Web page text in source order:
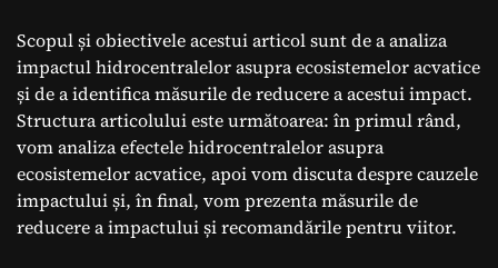
Scopul și obiectivele acestui articol sunt de a analiza
impactul hidrocentralelor asupra ecosistemelor acvatice
și de a identifica măsurile de reducere a acestui impact.
Structura articolului este următoarea: în primul rând,
vom analiza efectele hidrocentralelor asupra
ecosistemelor acvatice, apoi vom discuta despre cauzele
impactului și, în final, vom prezenta măsurile de
reducere a impactului și recomandările pentru viitor.